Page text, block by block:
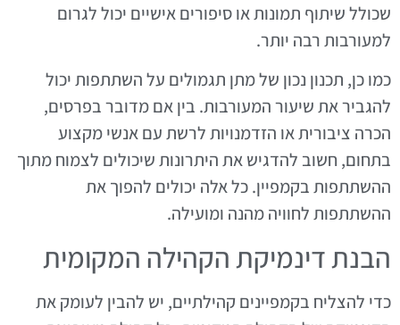
שכולל שיתוף תמונות או סיפורים אישיים יכול לגרום
למעורבות רבה יותר.
כמו כן, תכנון נכון של מתן תגמולים על השתתפות יכול
להגביר את שיעור המעורבות. בין אם מדובר בפרסים,
הכרה ציבורית או הזדמנויות לרשת עם אנשי מקצוע
בתחום, חשוב להדגיש את היתרונות שיכולים לצמוח מתוך
ההשתתפות בקמפיין. כל אלה יכולים להפוך את
ההשתתפות לחוויה מהנה ומועילה.
הבנת דינמיקת הקהילה המקומית
כדי להצליח בקמפיינים קהילתיים, יש להבין לעומק את